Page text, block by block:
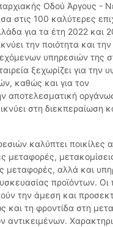
Οδού Άργους -
στις 100 καλύτερες
για τα έτη 2022 και
την ποιότητα και την
υπηρεσιών της
ξεχωρίζει για την
καθώς και για τον
αποτελεσματική
στη διεκπεραίωση
καλύπτει ποικίλες
μεταφορές,
μεταφορές, αλλά και
προϊόντων. Οι
την άμεση και
τη φροντίδα στη